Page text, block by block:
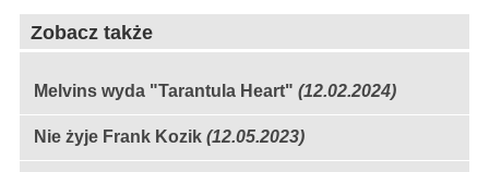
Zobacz także
Melvins wyda "Tarantula Heart" (12.02.2024)
Nie żyje Frank Kozik (12.05.2023)